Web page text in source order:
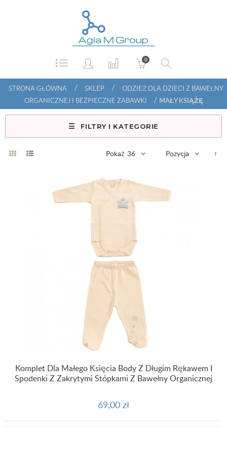
0
STRONA GŁÓWNA / SKLEP /
ODZIEŻ DLA DZIECI Z BAWEŁNY
ORGANICZNEJ I BEZPIECZNE ZABAWKI
/ MAŁY KSIĄŻĘ
FILTRY I KATEGORIE
Pozycja
Pokaż 36
Komplet Dla Małego Księcia Body Z Długim Rękawem I
Spodenki Z Zakrytymi Stópkami Z Bawełny Organicznej
69,00 zł